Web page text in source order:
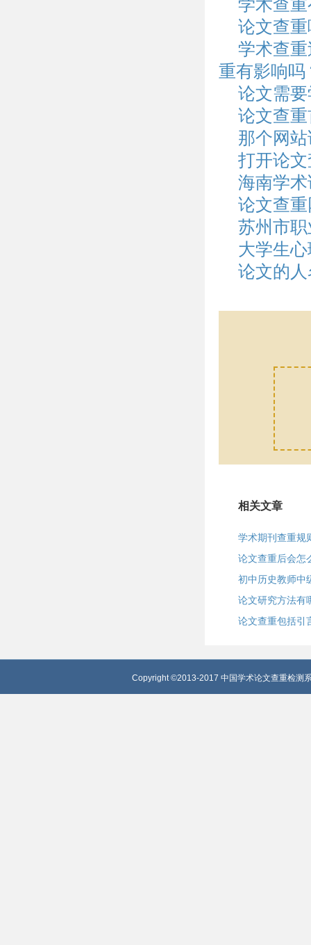
学术查
论文查
学术查
重有影响吗
论文需
论文查
那个网
打开论
海南学
论文查
苏州市
大学生
论文的
相关文章
学术期刊查重规
论文查重后会怎
初中历史教师中
论文研究方法有
论文查重包括引
Copyright ©2013-2017 中国学术论文查重检